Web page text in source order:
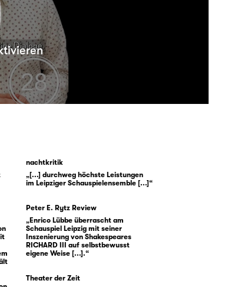
nachtkritik
„[...] durchweg höchste Leistungen
im Leipziger Schauspielensemble [...]“
Peter E. Rytz Review
„Enrico Lübbe überrascht am
Schauspiel Leipzig mit seiner
Inszenierung von Shakespeares
RICHARD III auf selbstbewusst
eigene Weise [...].“
Theater der Zeit